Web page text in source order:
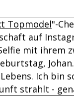
Topmodel"-
auf
mit ihrem
Ich bin
strahlt -